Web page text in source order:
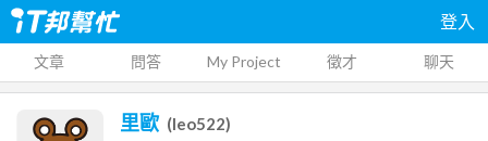
登入
文章 問答 My Project 徵才 聊天
里歐 (leo522)